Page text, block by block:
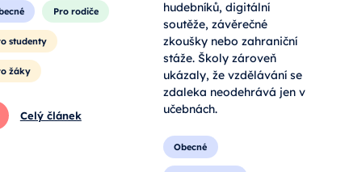
Pro rodiče
studenty
žáky
Celý článek
hudebníků, digitální
soutěže, závěrečné
zkoušky nebo zahraniční
stáže. Školy zároveň
ukázaly, že vzdělávání se
zdaleka neodehrává jen v
učebnách.
Obecné